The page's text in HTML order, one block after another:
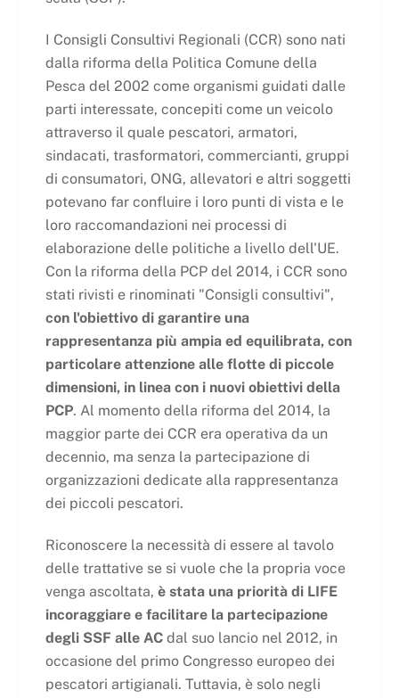
I Consigli Consultivi Regionali (CCR) sono nati
dalla riforma della Politica Comune della
Pesca del 2002 come organismi guidati dalle
parti interessate, concepiti come un veicolo
attraverso il quale pescatori, armatori,
sindacati, trasformatori, commercianti, gruppi
di consumatori, ONG, allevatori e altri soggetti
potevano far confluire i loro punti di vista e le
loro raccomandazioni nei processi di
elaborazione delle politiche a livello dell'UE.
Con la riforma della PCP del 2014, i CCR sono
stati rivisti e rinominati "Consigli consultivi",
con l'obiettivo di garantire una
rappresentanza più ampia ed equilibrata, con
particolare attenzione alle flotte di piccole
dimensioni, in linea con i nuovi obiettivi della
PCP. Al momento della riforma del 2014, la
maggior parte dei CCR era operativa da un
decennio, ma senza la partecipazione di
organizzazioni dedicate alla rappresentanza
dei piccoli pescatori.
Riconoscere la necessità di essere al tavolo
delle trattative se si vuole che la propria voce
venga ascoltata, è stata una priorità di LIFE
incoraggiare e facilitare la partecipazione
degli SSF alle ACdal suo lancio nel 2012, in
occasione del primo Congresso europeo dei
pescatori artigianali. Tuttavia, è solo negli